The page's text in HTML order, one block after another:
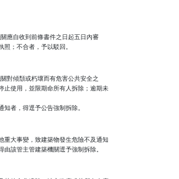
應自收到前條書件之日起五日內審
；不合者，予以駁回。
對傾頹或朽壞而有危害公共安全之
止使用，並限期命所有人拆除；逾期未
者，得逕予公告強制拆除。
重大事變，致建築物發生危險不及通知
該管主管建築機關逕予強制拆除。